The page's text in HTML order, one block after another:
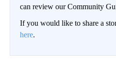
can review our Community
If you would like to share a
here.